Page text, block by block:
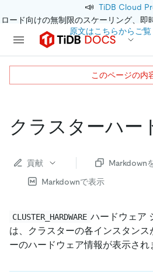
📣 TiDB Cloud
ード向けの無制限のスケーリング、
原文はこちらからご覧
クラスターハー
貢献
Markdown
Markdownで表示
CLUSTER_HARDWARE ハードウェア
は、クラスターの各インスタン
ーのハードウェア情報が表示され
このページの内